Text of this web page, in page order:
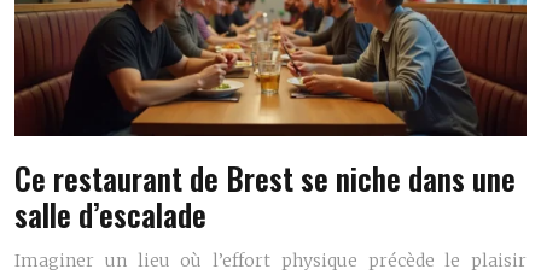
Ce restaurant de Brest se niche dans une
salle d’escalade
Imaginer un lieu où l’effort physique précède le plaisir